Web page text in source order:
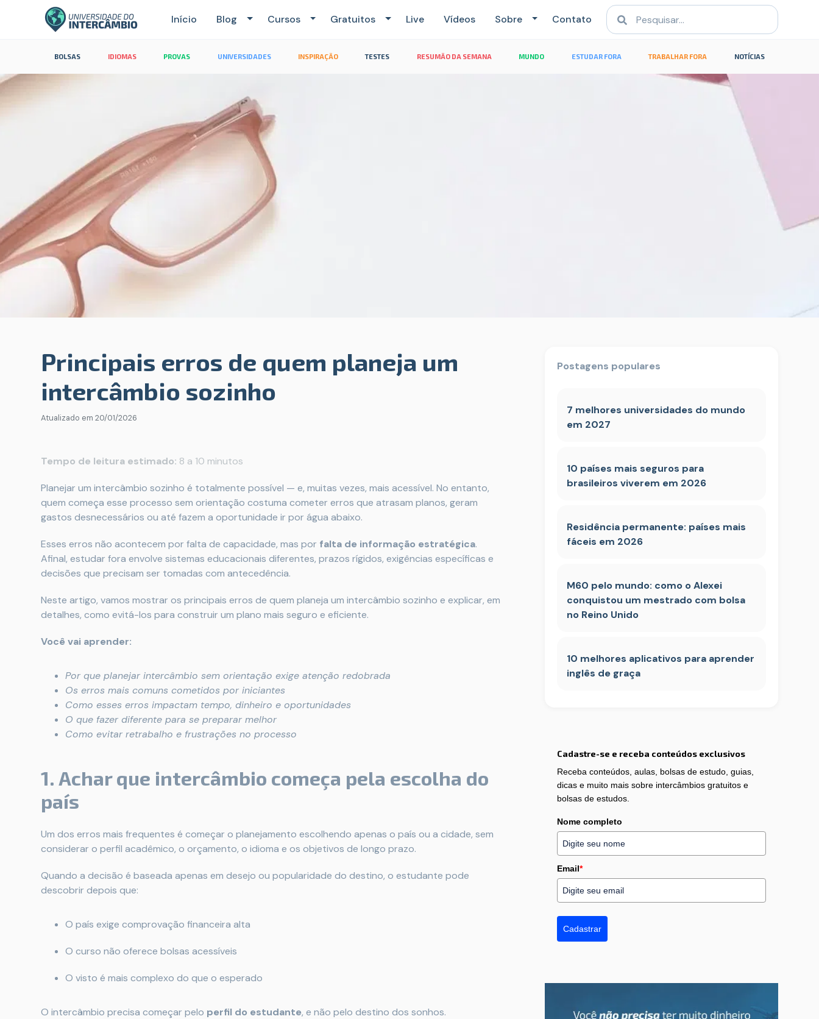
Início Blog Cursos Gratuitos Live Vídeos Sobre Contato
BOLSAS IDIOMAS PROVAS UNIVERSIDADES INSPIRAÇÃO TESTES RESUMÃO DA SEMANA MUNDO ESTUDAR FORA TRABALHAR FORA NOTÍCIAS
Principais erros de quem planeja um
intercâmbio sozinho
Atualizado em 20/01/2026
Tempo de leitura estimado: 8 a 10 minutos
Planejar um intercâmbio sozinho é totalmente possível — e, muitas vezes, mais acessível. No entanto,
quem começa esse processo sem orientação costuma cometer erros que atrasam planos, geram
gastos desnecessários ou até fazem a oportunidade ir por água abaixo.
Esses erros não acontecem por falta de capacidade, mas por falta de informação estratégica.
Afinal, estudar fora envolve sistemas educacionais diferentes, prazos rígidos, exigências específicas e
decisões que precisam ser tomadas com antecedência.
Neste artigo, vamos mostrar os principais erros de quem planeja um intercâmbio sozinho e explicar, em
detalhes, como evitá-los para construir um plano mais seguro e eficiente.
Você vai aprender:
Por que planejar intercâmbio sem orientação exige atenção redobrada
Os erros mais comuns cometidos por iniciantes
Como esses erros impactam tempo, dinheiro e oportunidades
O que fazer diferente para se preparar melhor
Como evitar retrabalho e frustrações no processo
1. Achar que intercâmbio começa pela escolha do
país
Um dos erros mais frequentes é começar o planejamento escolhendo apenas o país ou a cidade, sem
considerar o perfil acadêmico, o orçamento, o idioma e os objetivos de longo prazo.
Quando a decisão é baseada apenas em desejo ou popularidade do destino, o estudante pode
descobrir depois que:
O país exige comprovação financeira alta
O curso não oferece bolsas acessíveis
O visto é mais complexo do que o esperado
O intercâmbio precisa começar pelo perfil do estudante, e não pelo destino dos sonhos.
Postagens populares
7 melhores universidades do mundo
em 2027
10 países mais seguros para
brasileiros viverem em 2026
Residência permanente: países mais
fáceis em 2026
M60 pelo mundo: como o Alexei
conquistou um mestrado com bolsa
no Reino Unido
10 melhores aplicativos para aprender
inglês de graça
Cadastre-se e receba conteúdos exclusivos
Receba conteúdos, aulas, bolsas de estudo, guias,
dicas e muito mais sobre intercâmbios gratuitos e
bolsas de estudos.
Nome completo
Email*
Cadastrar